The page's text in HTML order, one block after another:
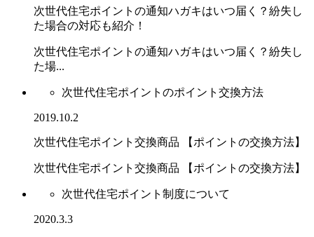
次世代住宅ポイントの通知ハガキはいつ届く？紛失し
た場合の対応も紹介！
次世代住宅ポイントの通知ハガキはいつ届く？紛失し
た場...
次世代住宅ポイントのポイント交換方法
2019.10.2
次世代住宅ポイント交換商品 【ポイントの交換方法】
次世代住宅ポイント交換商品 【ポイントの交換方法】
次世代住宅ポイント制度について
2020.3.3